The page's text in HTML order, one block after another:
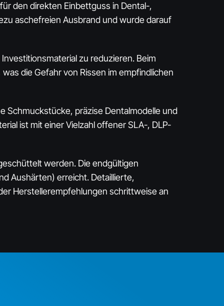
den direkten Einbettguss in Dental-,
aschefreien Ausbrand und wurde darauf
zu reduzieren. Beim
die Gefahr von Rissen im empfindlichen
Schmuckstücke, präzise Dentalmodelle und
ist mit einer Vielzahl offener SLA-, DLP-
werden. Die endgültigen
Aushärten) erreicht. Detaillierte,
Herstellerempfehlungen schrittweise an